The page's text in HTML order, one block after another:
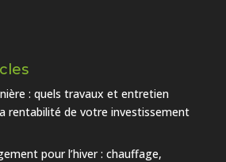
: quels travaux et entretien
rentabilité de votre investissement
pour l’hiver : chauffage,